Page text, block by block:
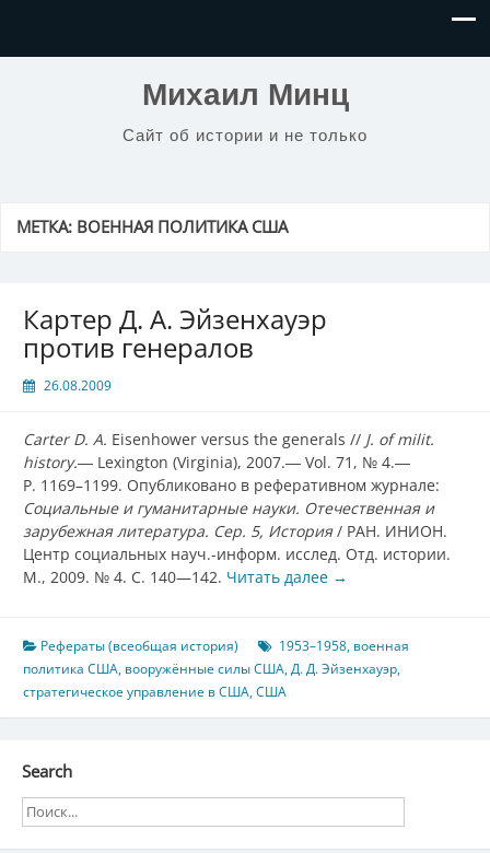
Михаил Минц
Сайт об истории и не только
МЕТКА: ВОЕННАЯ ПОЛИТИКА США
Картер Д. А. Эйзенхауэр
против генералов
26.08.2009
Carter D. A. Eisenhower versus the generals // J. of milit.
history.― Lexington (Virginia), 2007.― Vol. 71, № 4.―
P. 1169–1199. Опубликовано в реферативном журнале:
Социальные и гуманитарные науки. Отечественная и
зарубежная литература. Сер. 5, История/ РАН. ИНИОН.
Центр социальных науч.-информ. исслед. Отд. истории.
М., 2009. № 4. С. 140—142. Читать далее →
Рефераты (всеобщая история) 1953–1958, военная
политика США, вооружённые силы США,Д. Д. Эйзенхауэр,
стратегическое управление в США,США
Search